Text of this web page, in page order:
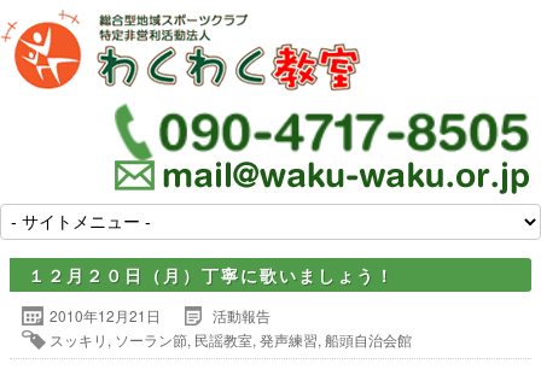
１２月２０日（月）丁寧に歌いましょう！
2010年12月21日
活動報告
スッキリ , ソーラン節, 民謡教室, 発声練習, 船頭自治会館